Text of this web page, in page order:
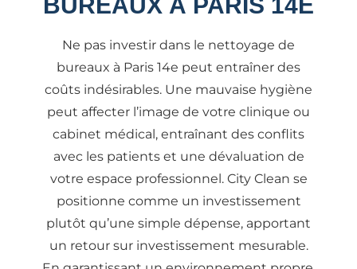
Ne pas investir dans le nettoyage de
bureaux à Paris 14e peut entraîner des
coûts indésirables. Une mauvaise hygiène
peut affecter l’image de votre clinique ou
cabinet médical, entraînant des conflits
avec les patients et une dévaluation de
votre espace professionnel. City Clean se
positionne comme un investissement
plutôt qu’une simple dépense, apportant
un retour sur investissement mesurable.